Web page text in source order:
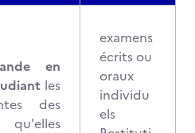
en
les
des
qu'elles
examens
écrits ou
oraux
individu
els